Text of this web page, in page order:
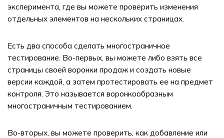
эксперимента, где вы можете проверить изменения
отдельных элементов на нескольких страницах.
Есть два способа сделать многостраничное
тестирование. Во-первых, вы можете либо взять все
страницы своей воронки продаж и создать новые
версии каждой, а затем протестировать ее на предмет
контроля. Это называется воронкообразным
многостраничным тестированием.
Во-вторых, вы можете проверить, как добавление или